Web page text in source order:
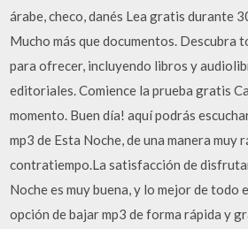
árabe, checo, danés Lea gratis durante
Mucho más que documentos. Descubra
para ofrecer, incluyendo libros y
editoriales. Comience la prueba gratis
momento. Buen día! aquí podrás
mp3 de Esta Noche, de una manera muy
contratiempo.La satisfacción de
Noche es muy buena, y lo mejor de todo
opción de bajar mp3 de forma rápida y